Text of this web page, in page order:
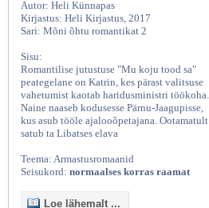
Autor: Heli Künnapas
Kirjastus: Heli Kirjastus, 2017
Sari: Mõni õhtu romantikat 2
Sisu:
Romantilise jutustuse "Mu koju tood sa"
peategelane on Katrin, kes pärast valitsuse
vahetumist kaotab haridusministri töökoha.
Naine naaseb kodusesse Pärnu-Jaagupisse,
kus asub tööle ajalooõpetajana. Ootamatult
satub ta Libatses elava
Teema: Armastusromaanid
Seisukord: normaalses korras raamat
Loe lähemalt ...